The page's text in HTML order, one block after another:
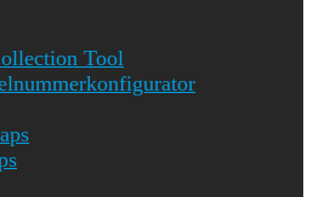
Tool